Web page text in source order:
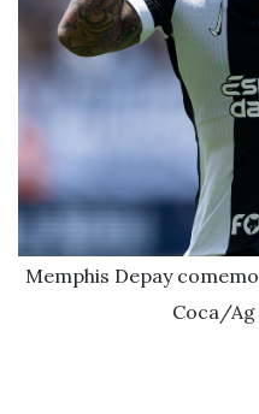
Memphis Depay
Coca/